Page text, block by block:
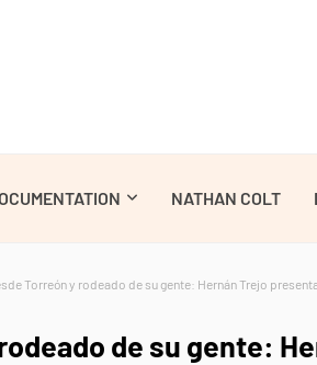
NATHAN COLT
Torreón y rodeado de su gente: Hernán Trejo
de su gente: